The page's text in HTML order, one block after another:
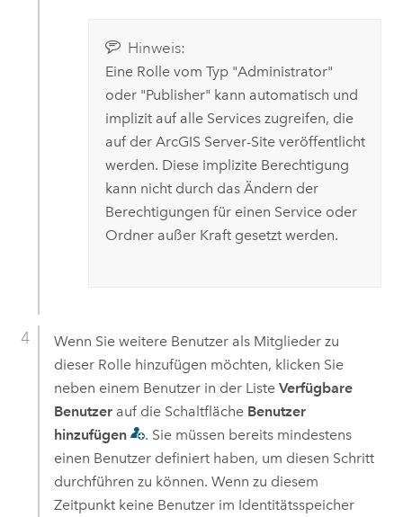
Hinweis:
Eine Rolle vom Typ "Administrator"
oder "Publisher" kann automatisch und
implizit auf alle Services zugreifen, die
auf der ArcGIS Server-Site veröffentlicht
werden. Diese implizite Berechtigung
kann nicht durch das Ändern der
Berechtigungen für einen Service oder
Ordner außer Kraft gesetzt werden.
Wenn Sie weitere Benutzer als Mitglieder zu
dieser Rolle hinzufügen möchten, klicken Sie
neben einem Benutzer in der Liste Verfügbare
Benutzerauf die Schaltfläche Benutzer
hinzufügen
. Sie müssen bereits mindestens
einen Benutzer definiert haben, um diesen Schritt
durchführen zu können. Wenn zu diesem
Zeitpunkt keine Benutzer im Identitätsspeicher